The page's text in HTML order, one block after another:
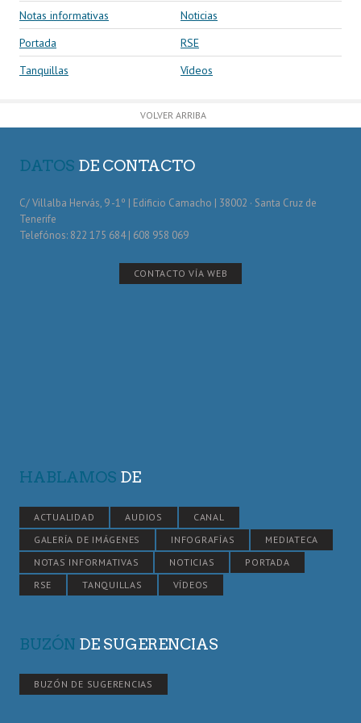
Notas informativas
Noticias
Portada
RSE
Tanquillas
Vídeos
VOLVER ARRIBA
DATOS DE CONTACTO
C/ Villalba Hervás, 9 -1º | Edificio Camacho | 38002 · Santa Cruz de
Tenerife
Telefónos: 822 175 684 | 608 958 069
CONTACTO VÍA WEB
HABLAMOS DE
ACTUALIDAD AUDIOS
CANAL
GALERÍA DE IMÁGENES
INFOGRAFÍAS
MEDIATECA
NOTAS INFORMATIVAS
NOTICIAS
PORTADA
RSE
TANQUILLAS VÍDEOS
BUZÓN DE SUGERENCIAS
BUZÓN DE SUGERENCIAS